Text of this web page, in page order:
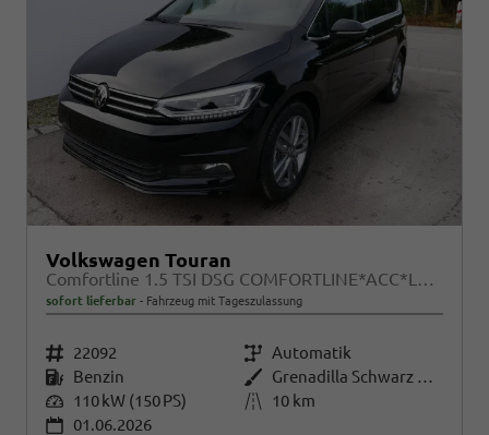
Volkswagen Touran
Comfortline 1.5 TSI DSG COMFORTLINE*ACC*LED*PDC*KAMERA*NAVI*SHZ* 7-SITZER 17-ZOLL
sofort lieferbar Fahrzeug mit Tageszulassung
Fahrzeugnr. 22092 Getriebe Automatik
Kraftstoff Benzin Außenfarbe
Grenadilla Schwarz Metallic
Leistung 110 kW (150 PS) Kilometerstand
10 km
01.06.2026